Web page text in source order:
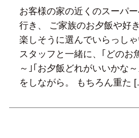
お客様の家の近くのスーパ
行き、 ご家族のお夕飯や好
楽しそうに選んでいらっしゃ
スタッフと一緒に、｢どのお
～｣｢お夕飯どれがいいかな
をしながら。 もちろん重た